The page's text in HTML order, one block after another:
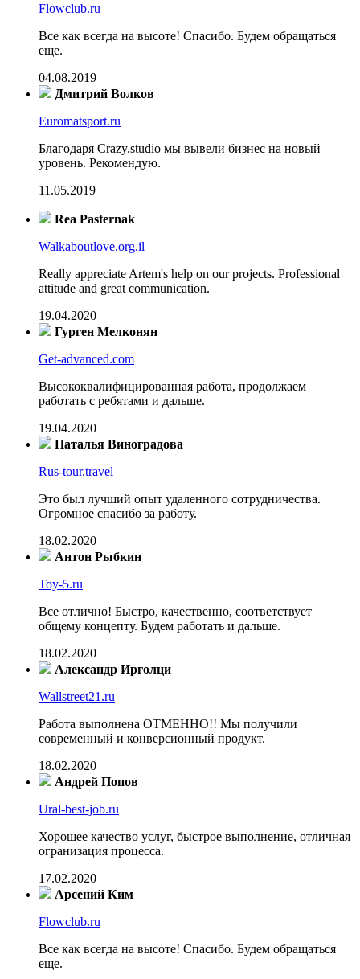
Flowclub.ru
Все как всегда на высоте! Спасибо. Будем обращаться
еще.
04.08.2019
Дмитрий Волков
Euromatsport.ru
Благодаря Crazy.studio мы вывели бизнес на новый
уровень. Рекомендую.
11.05.2019
Rea Pasternak
Walkaboutlove.org.il
Really appreciate Artem's help on our projects. Professional
attitude and great communication.
19.04.2020
Гурген Мелконян
Get-advanced.com
Высококвалифицированная работа, продолжаем
работать с ребятами и дальше.
19.04.2020
Наталья Виноградова
Rus-tour.travel
Это был лучший опыт удаленного сотрудничества.
Огромное спасибо за работу.
18.02.2020
Антон Рыбкин
Toy-5.ru
Все отлично! Быстро, качественно, соответствует
общему концепту. Будем работать и дальше.
18.02.2020
Александр Ирголци
Wallstreet21.ru
Работа выполнена ОТМЕННО!! Мы получили
современный и конверсионный продукт.
18.02.2020
Андрей Попов
Ural-best-job.ru
Хорошее качество услуг, быстрое выполнение, отличная
огранизация процесса.
17.02.2020
Арсений Ким
Flowclub.ru
Все как всегда на высоте! Спасибо. Будем обращаться
еще.